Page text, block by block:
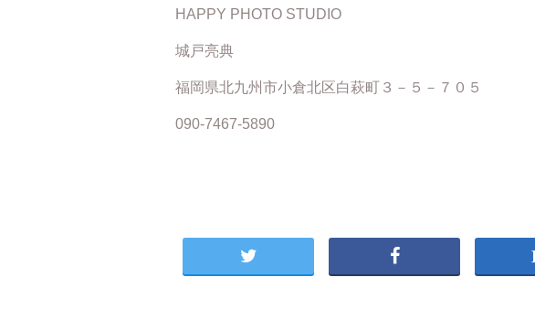
HAPPY PHOTO STUDIO
城戸亮典
福岡県北九州市小倉北区白萩町３－５－７０５
090-7467-5890